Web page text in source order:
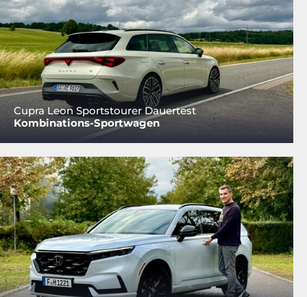
Cupra Leon Sportstourer Dauertest
Kombinations-Sportwagen